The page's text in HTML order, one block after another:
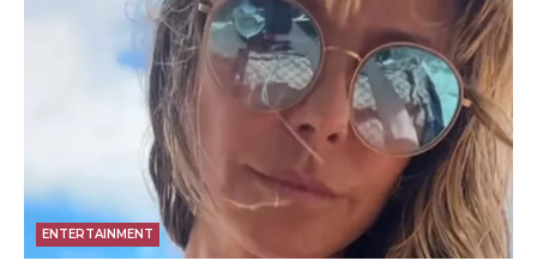
ENTERTAINMENT